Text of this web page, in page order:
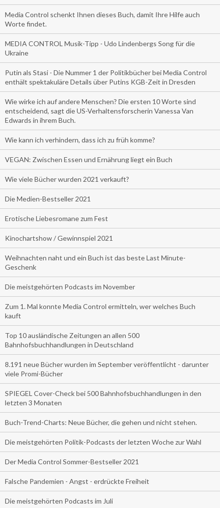
Media Control schenkt Ihnen dieses Buch, damit Ihre Hilfe auch
Worte findet.
MEDIA CONTROL Musik-Tipp - Udo Lindenbergs Song für die
Ukraine
Putin als Stasi - Die Nummer 1 der Politikbücher bei Media Control
enthält spektakuläre Details über Putins KGB-Zeit in Dresden
Wie wirke ich auf andere Menschen? Die ersten 10 Worte sind
entscheidend, sagt die US-Verhaltensforscherin Vanessa Van
Edwards in ihrem Buch.
Wie kann ich verhindern, dass ich zu früh komme?
VEGAN: Zwischen Essen und Ernährung liegt ein Buch
Wie viele Bücher wurden 2021 verkauft?
Die Medien-Bestseller 2021
Erotische Liebesromane zum Fest
Kinochartshow / Gewinnspiel 2021
Weihnachten naht und ein Buch ist das beste Last Minute-
Geschenk
Die meistgehörten Podcasts im November
Zum 1. Mal konnte Media Control ermitteln, wer welches Buch
kauft
Top 10 ausländische Zeitungen an allen 500
Bahnhofsbuchhandlungen in Deutschland
8.191 neue Bücher wurden im September veröffentlicht - darunter
viele Promi-Bücher
SPIEGEL Cover-Check bei 500 Bahnhofsbuchhandlungen in den
letzten 3 Monaten
Buch-Trend-Charts: Neue Bücher, die gehen und nicht stehen.
Die meistgehörten Politik-Podcasts der letzten Woche zur Wahl
Der Media Control Sommer-Bestseller 2021
Falsche Pandemien - Angst - erdrückte Freiheit
Die meistgehörten Podcasts im Juli